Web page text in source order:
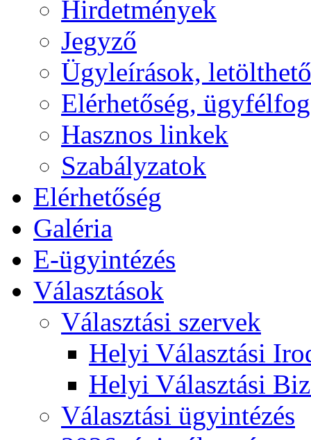
Hirdetmények
Jegyző
Ügyleírások,
Elérhetőség,
Hasznos linkek
Szabályzatok
Elérhetőség
Galéria
E-ügyintézés
Választások
Választási szervek
Helyi Választási
Helyi Választási
Választási ügyintézés